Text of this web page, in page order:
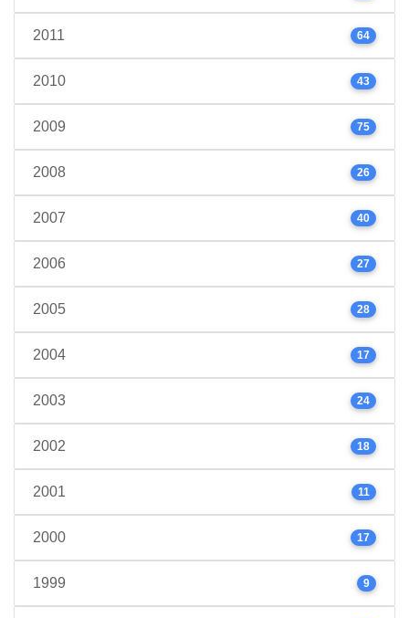
2011 64
2010 43
2009 75
2008 26
2007 40
2006 27
2005 28
2004 17
2003 24
2002 18
2001 11
2000 17
1999 9